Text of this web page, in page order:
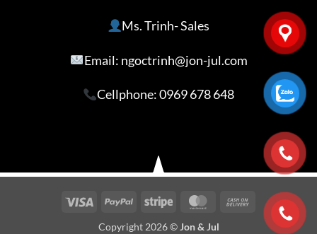
Ms. Trinh- Sales
Email: ngoctrinh@jon-jul.com
Cellphone:0969 678 648
Visa PayPal Stripe MasterCardCash
On
Copyright 2026 © Jon & Jul